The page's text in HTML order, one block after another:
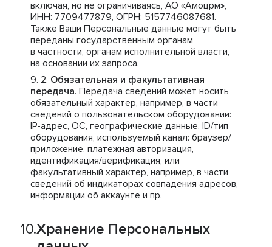
включая, но не ограничиваясь, АО «Амоцрм»,
ИНН: 7709477879, ОГРН: 5157746087681.
Также Ваши Персональные данные могут быть
переданы государственным органам,
в частности, органам исполнительной власти,
на основании их запроса.
Обязательная и факультативная
передача. Передача сведений может носить
обязательный характер, например, в части
сведений о пользовательском оборудовании:
IP-адрес, ОС, географические данные, ID/тип
оборудования, используемый канал: браузер/
приложение, платежная авторизация,
идентификация/верификация, или
факультативный характер, например, в части
сведений об индикаторах совпадения адресов,
информации об аккаунте и пр.
Хранение Персональных